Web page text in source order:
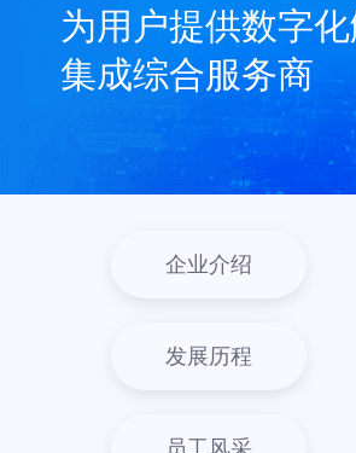
为用户提供数字
集成综合服务商
企业介绍
发展历程
员工风采